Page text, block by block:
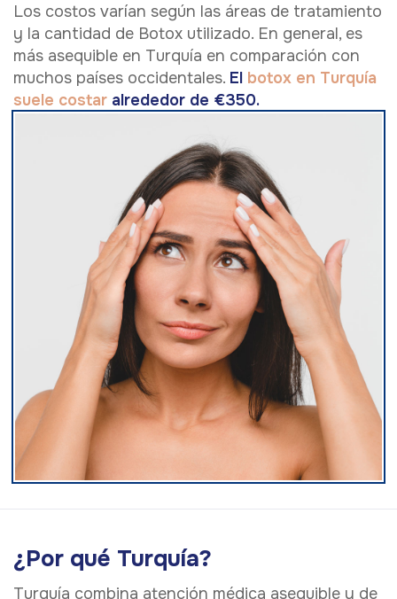
Los costos varían según las áreas de tratamiento
y la cantidad de Botox utilizado. En general, es
más asequible en Turquía en comparación con
muchos países occidentales. El botox en Turquía
suele costar alrededor de €350.
¿Por qué Turquía?
Turquía combina atención médica asequible y de